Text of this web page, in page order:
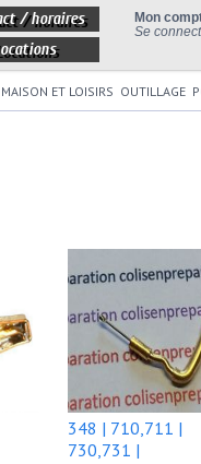
Mon
Se
/ horaires
MAISON ET LOISIRS OUTILLAGE
348 | 710,711 |
730,731 |